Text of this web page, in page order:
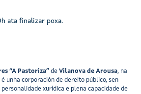
ata finalizar poxa.
“A Pastoriza” de Vilanova de Arousa, na
é unha corporación de dereito público, sen
xurídica e plena capacidade de